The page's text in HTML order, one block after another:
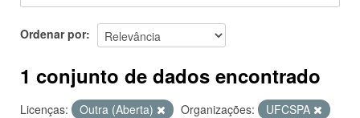
Sobre
Ordenar por
1 conjunto de dados encontrado
Licenças: Outra (Aberta) Organizações:
UFCSPA